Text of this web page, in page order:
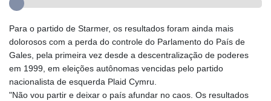
Para o partido de Starmer, os resultados foram ainda mais
dolorosos com a perda do controle do Parlamento do País de
Gales, pela primeira vez desde a descentralização de poderes
em 1999, em eleições autônomas vencidas pelo partido
nacionalista de esquerda Plaid Cymru.
"Não vou partir e deixar o país afundar no caos. Os resultados